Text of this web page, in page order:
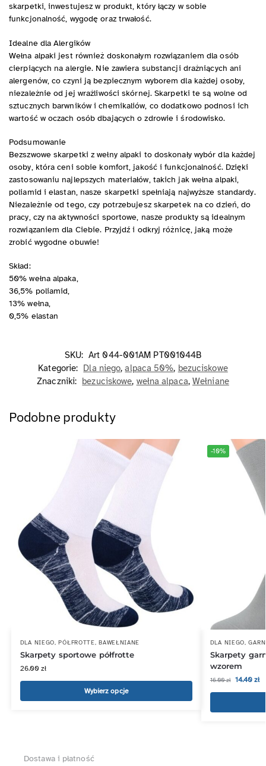
skarpetki, inwestujesz w produkt, który łączy w sobie
funkcjonalność, wygodę oraz trwałość.
Idealne dla Alergików
Wełna alpaki jest również doskonałym rozwiązaniem dla osób
cierpiących na alergie. Nie zawiera substancji drażniących ani
alergenów, co czyni ją bezpiecznym wyborem dla każdej osoby,
niezależnie od jej wrażliwości skórnej. Skarpetki te są wolne od
sztucznych barwników i chemikaliów, co dodatkowo podnosi ich
wartość w oczach osób dbających o zdrowie i środowisko.
Podsumowanie
Bezszwowe skarpetki z wełny alpaki to doskonały wybór dla każdej
osoby, która ceni sobie komfort, jakość i funkcjonalność. Dzięki
zastosowaniu najlepszych materiałów, takich jak wełna alpaki,
poliamid i elastan, nasze skarpetki spełniają najwyższe standardy.
Niezależnie od tego, czy potrzebujesz skarpetek na co dzień, do
pracy, czy na aktywności sportowe, nasze produkty są idealnym
rozwiązaniem dla Ciebie. Przyjdź i odkryj różnicę, jaką może
zrobić wygodne obuwie!
Skład:
50% wełna alpaka,
36,5% poliamid,
13% wełna,
0,5% elastan
SKU: Art 044-001AM PT001044B
Kategorie: Dla niego,alpaca 50%, bezuciskowe
Znaczniki: bezuciskowe, wełna alpaca, Wełniane
Podobne produkty
DLA NIEGO,PÓŁFROTTE,BAWEŁNIANE
Skarpety sportowe półfrotte
26.00zł
Wybierz opcje
-10%
DLA NIEGO,
Skarpety
wzorem
16.00zł 14.40zł
Dostawa i płatność